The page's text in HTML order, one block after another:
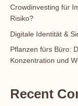
Crowdinvesting für
Risiko?
Digitale Identität &
Pflanzen fürs Büro:
Konzentration und
Recent